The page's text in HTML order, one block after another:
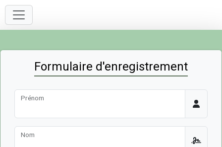
Formulaire d'enregistrement
Prénom
Nom